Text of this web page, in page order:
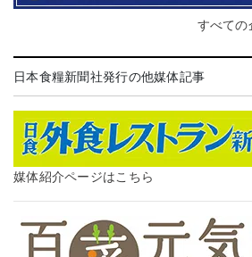
すべての
日本食糧新聞社発行の他媒体記事
媒体紹介ページはこちら